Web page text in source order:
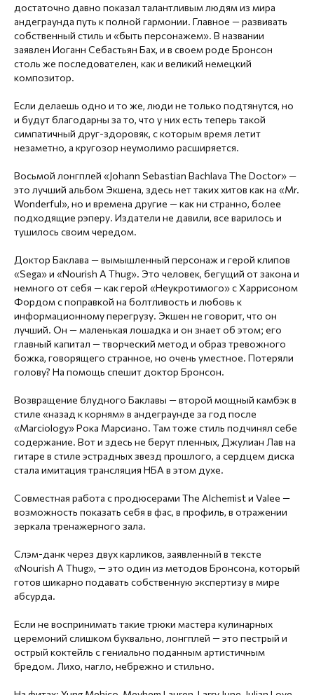
достаточно давно показал талантливым людям из мира
андеграунда путь к полной гармонии. Главное — развивать
собственный стиль и «быть персонажем». В названии
заявлен Иоганн Себастьян Бах, и в своем роде Бронсон
столь же последователен, как и великий немецкий
композитор.
Если делаешь одно и то же, люди не только подтянутся, но
и будут благодарны за то, что у них есть теперь такой
симпатичный друг-здоровяк, с которым время летит
незаметно, а кругозор неумолимо расширяется.
Восьмой лонгплей «Johann Sebastian Bachlava The Doctor» —
это лучший альбом Экшена, здесь нет таких хитов как на «Mr.
Wonderful», но и времена другие — как ни странно, более
подходящие рэперу. Издатели не давили, все варилось и
тушилось своим чередом.
Доктор Баклава — вымышленный персонаж и герой клипов
«Sega» и «Nourish A Thug». Это человек, бегущий от закона и
немного от себя — как герой «Неукротимого» с Харрисоном
Фордом с поправкой на болтливость и любовь к
информационному перегрузу. Экшен не говорит, что он
лучший. Он — маленькая лошадка и он знает об этом; его
главный капитал — творческий метод и образ тревожного
божка, говорящего странное, но очень уместное. Потеряли
голову? На помощь спешит доктор Бронсон.
Возвращение блудного Баклавы — второй мощный камбэк в
стиле «назад к корням» в андеграунде за год после
«Marciology» Рока Марсиано. Там тоже стиль подчинял себе
содержание. Вот и здесь не берут пленных, Джулиан Лав на
гитаре в стиле эстрадных звезд прошлого, а сердцем диска
стала имитация трансляция НБА в этом духе.
Совместная работа с продюсерами The Alchemist и Valee —
возможность показать себя в фас, в профиль, в отражении
зеркала тренажерного зала.
Слэм-данк через двух карликов, заявленный в тексте
«Nourish A Thug», — это один из методов Бронсона, который
готов шикарно подавать собственную экспертизу в мире
абсурда.
Если не воспринимать такие трюки мастера кулинарных
церемоний слишком буквально, лонгплей — это пестрый и
острый коктейль с гениально поданным артистичным
бредом. Лихо, нагло, небрежно и стильно.